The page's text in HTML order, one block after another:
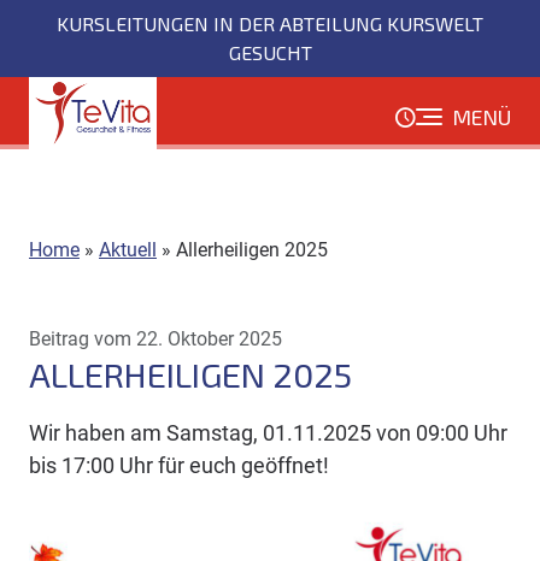
Inhalt
KURSLEITUNGEN IN DER ABTEILUNG KURSWELT
GESUCHT
MENÜ
Home » Aktuell » Allerheiligen 2025
Beitrag vom 22. Oktober 2025
ALLERHEILIGEN 2025
Wir haben am Samstag, 01.11.2025 von 09:00 Uhr
bis 17:00 Uhr für euch geöffnet!